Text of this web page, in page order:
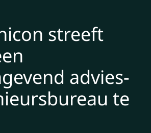
streeft
advies-
te